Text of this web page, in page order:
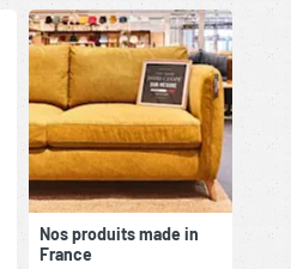
Nos produits made in
France